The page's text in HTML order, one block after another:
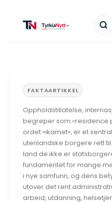
FAKTAARTIKKEL
Oppholdstillatelse,
begreper som «residence
ordet «ikamet», er et
utenlandske borgere rett
land de ikke er
fundamentet for mange
i nye samfunn, og dens
utover det rent
arbeid, utdanning,